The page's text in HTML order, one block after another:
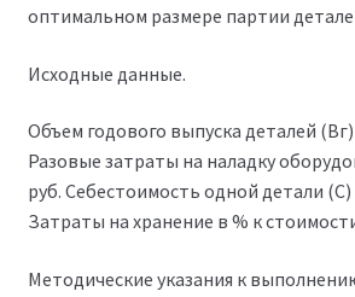
оптимальном размере партии
Исходные данные.
Объем годового выпуска деталей
Разовые затраты на наладку
руб. Себестоимость одной детали (С)
Затраты на хранение в % к
Методические указания к